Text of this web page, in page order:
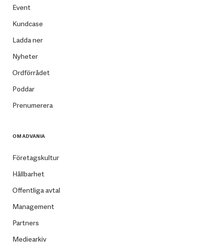
Event
Kundcase
Ladda ner
Nyheter
Ordförrådet
Poddar
Prenumerera
OM ADVANIA
Företagskultur
Hållbarhet
Offentliga avtal
Management
Partners
Mediearkiv